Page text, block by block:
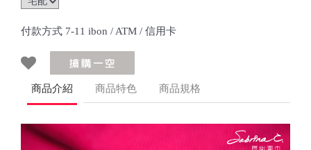
付款方式 7-11 ibon / ATM / 信用卡
商品介紹 商品特色 商品規格